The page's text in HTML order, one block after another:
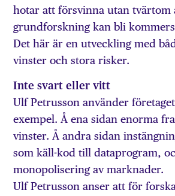
hotar att försvinna utan tvärtom
grundforskning kan bli
Det här är en utveckling med
vinster och stora risker.
Inte svart eller vitt
Ulf Petrusson använder
exempel. Å ena sidan enorma
vinster. Å andra sidan
som käll-kod till dataprogram,
monopolisering av marknader.
Ulf Petrusson anser att för